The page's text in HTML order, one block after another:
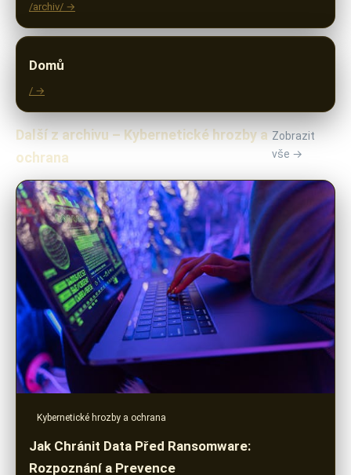
/archiv/ →
Domů
/ →
Další z archivu – Kybernetické hrozby a
ochrana
Zobrazit
vše →
Kybernetické hrozby a ochrana
Jak Chránit Data Před Ransomware:
Rozpoznání a Prevence